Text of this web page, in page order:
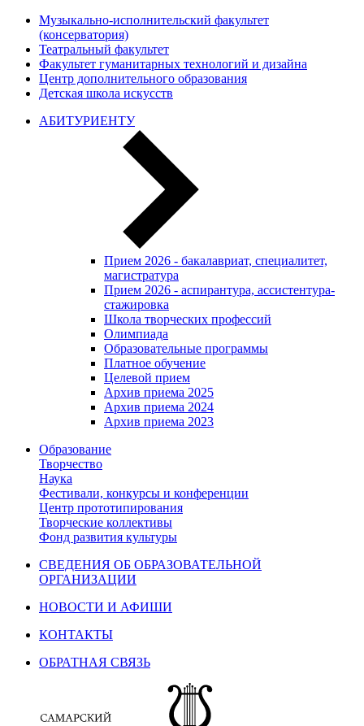
Музыкально-исполнительский факультет
(консерватория)
Театральный факультет
Факультет гуманитарных технологий и дизайна
Центр дополнительного образования
Детская школа искусств
АБИТУРИЕНТУ
Прием 2026 - бакалавриат, специалитет,
магистратура
Прием 2026 - аспирантура, ассистентура-
стажировка
Школа творческих профессий
Олимпиада
Образовательные программы
Платное обучение
Целевой прием
Архив приема 2025
Архив приема 2024
Архив приема 2023
Образование
Творчество
Наука
Фестивали, конкурсы и конференции
Центр прототипирования
Творческие коллективы
Фонд развития культуры
СВЕДЕНИЯ ОБ ОБРАЗОВАТЕЛЬНОЙ
ОРГАНИЗАЦИИ
НОВОСТИ И АФИШИ
КОНТАКТЫ
ОБРАТНАЯ СВЯЗЬ